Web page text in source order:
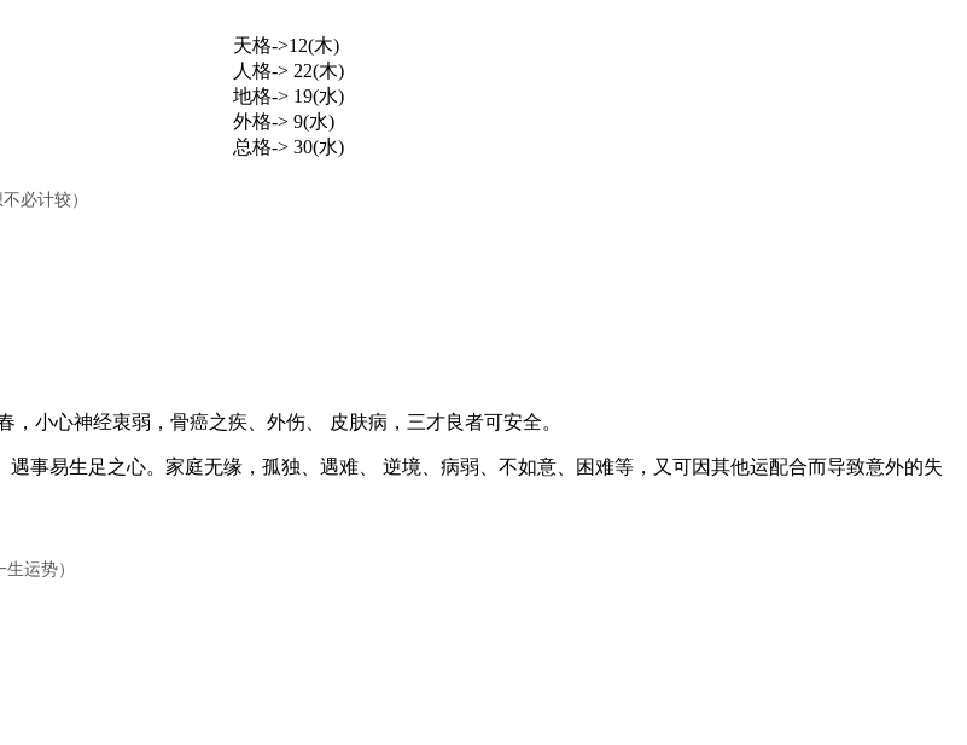
天格->12(木)
人格-> 22(木)
地格-> 19(水)
外格-> 9(水)
总格-> 30(水)
必计较）
小心神经衷弱，骨癌之疾、外伤、 皮肤病，三才良者可安全。
易生足之心。家庭无缘，孤独、遇难、 逆境、病弱、不如意、困难等，又可因其他运配合而导致意外的失
运势）